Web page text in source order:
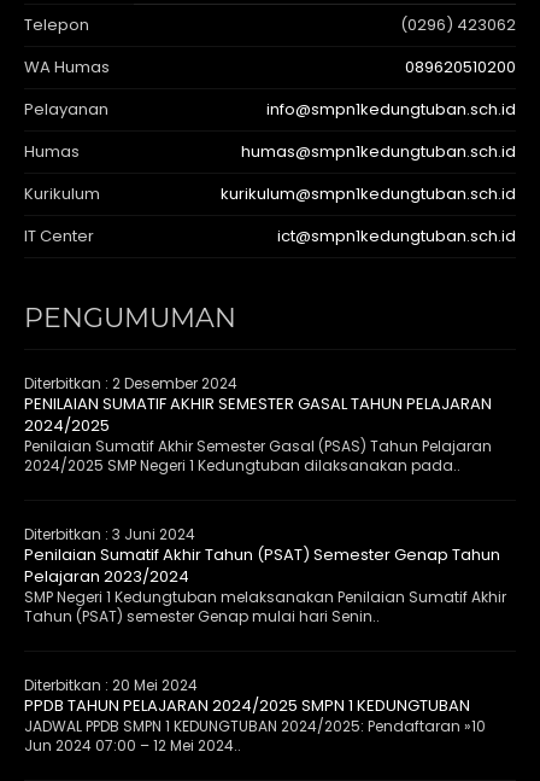
Telepon
(0296) 423062
WA Humas
089620510200
Pelayanan
info@smpn1kedungtuban.sch.id
Humas
humas@smpn1kedungtuban.sch.id
Kurikulum
kurikulum@smpn1kedungtuban.sch.id
IT Center
ict@smpn1kedungtuban.sch.id
PENGUMUMAN
Diterbitkan : 2 Desember 2024
PENILAIAN SUMATIF AKHIR SEMESTER GASAL TAHUN PELAJARAN
2024/2025
Penilaian Sumatif Akhir Semester Gasal (PSAS) Tahun Pelajaran
2024/2025 SMP Negeri 1 Kedungtuban dilaksanakan pada..
Diterbitkan : 3 Juni 2024
Penilaian Sumatif Akhir Tahun (PSAT) Semester Genap Tahun
Pelajaran 2023/2024
SMP Negeri 1 Kedungtuban melaksanakan Penilaian Sumatif Akhir
Tahun (PSAT) semester Genap mulai hari Senin..
Diterbitkan : 20 Mei 2024
PPDB TAHUN PELAJARAN 2024/2025 SMPN 1 KEDUNGTUBAN
JADWAL PPDB SMPN 1 KEDUNGTUBAN 2024/2025: Pendaftaran »10
Jun 2024 07:00 – 12 Mei 2024..